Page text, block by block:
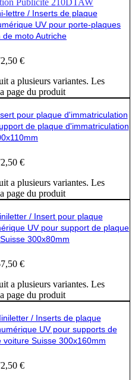
lettre / Inserts de plaque
UV pour porte-plaques
moto Autriche
€
a plusieurs variantes. Les
page du produit
pour plaque d'immatriculation
de plaque d'immatriculation
€
a plusieurs variantes. Les
page du produit
/ Insert pour plaque
UV pour support de plaque
300x80mm
€
a plusieurs variantes. Les
page du produit
/ Inserts de plaque
UV pour supports de
Suisse 300x160mm
€